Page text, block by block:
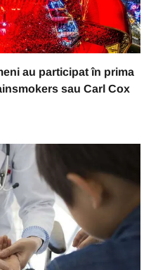
au participat în prima
sau Carl Cox